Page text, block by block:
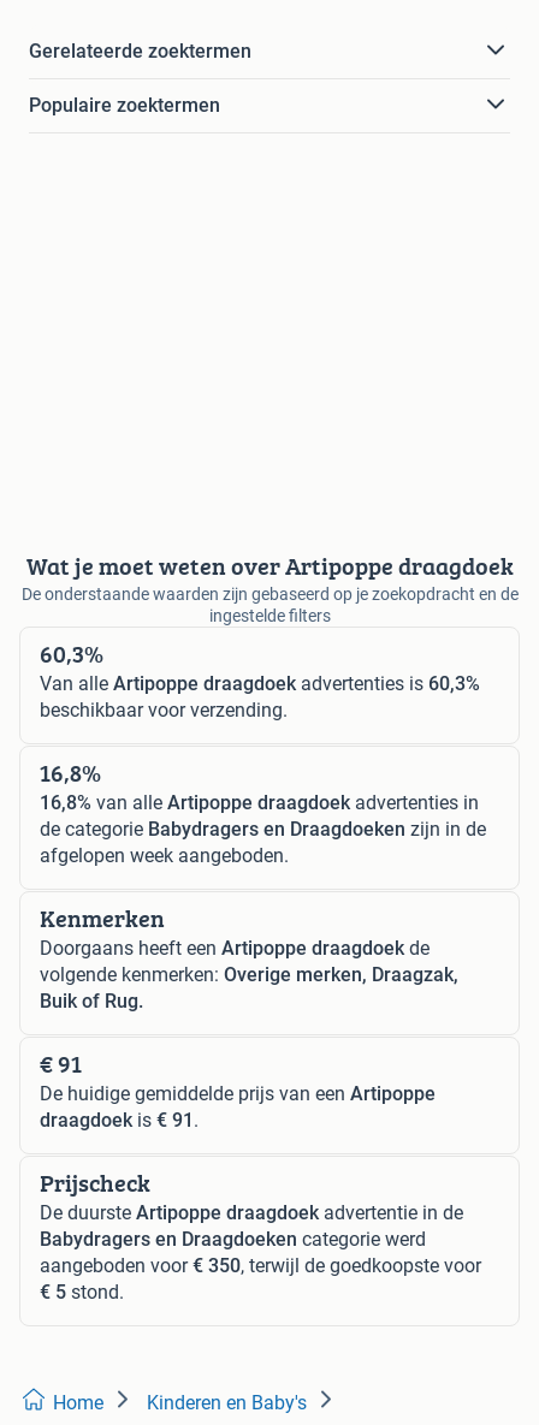
Gerelateerde zoektermen
Populaire zoektermen
Wat je moet weten over Artipoppe draagdoek
De onderstaande waarden zijn gebaseerd op je zoekopdracht en de
ingestelde filters
60,3%
Van alle Artipoppe draagdoek advertenties is 60,3%
beschikbaar voor verzending.
16,8%
16,8% van alle Artipoppe draagdoek advertenties in
de categorie Babydragers en Draagdoeken zijn in de
afgelopen week aangeboden.
Kenmerken
Doorgaans heeft een Artipoppe draagdoek de
volgende kenmerken: Overige merken, Draagzak,
Buik of Rug.
€ 91
De huidige gemiddelde prijs van een Artipoppe
draagdoek is € 91 .
Prijscheck
De duurste Artipoppe draagdoek advertentie in de
Babydragers en Draagdoeken categorie werd
aangeboden voor€ 350, terwijl de goedkoopste voor
€ 5 stond.
Home Kinderen en Baby's